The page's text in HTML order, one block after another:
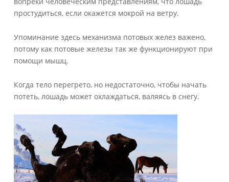
простудиться, если окажется мокрой на ветру.
Упоминание здесь механизма потовых желез важено,
потому как потовые железы так же функционируют при
помощи мышц.
Когда тело перегрето, но недостаточно, чтобы начать
потеть, лошадь может охлаждаться, валяясь в снегу.